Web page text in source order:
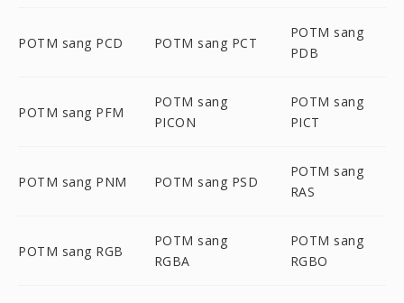
POTM sang PCD POTM sang PCT
POTM sang
PDB
POTM sang PFM
POTM sang
PICON
POTM sang
PICT
POTM sang PNM POTM sang PSD
POTM sang
RAS
POTM sang RGB
POTM sang
RGBA
POTM sang
RGBO